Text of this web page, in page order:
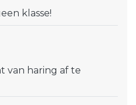
klasse!
van haring af te